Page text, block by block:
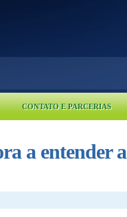
CONTATO E PARCERIAS
a entender a